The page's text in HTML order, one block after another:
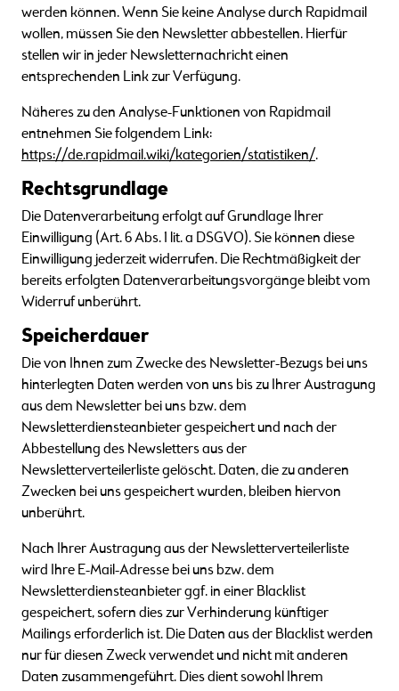
werden können. Wenn Sie keine Analyse durch Rapidmail
wollen, müssen Sie den Newsletter abbestellen. Hierfür
stellen wir in jeder Newsletternachricht einen
entsprechenden Link zur Verfügung.
Näheres zu den Analyse-Funktionen von Rapidmail
entnehmen Sie folgendem Link:
https://de.rapidmail.wiki/kategorien/statistiken/.
Rechtsgrundlage
Die Datenverarbeitung erfolgt auf Grundlage Ihrer
Einwilligung (Art. 6 Abs. 1 lit. a DSGVO). Sie können diese
Einwilligung jederzeit widerrufen. Die Rechtmäßigkeit der
bereits erfolgten Datenverarbeitungsvorgänge bleibt vom
Widerruf unberührt.
Speicherdauer
Die von Ihnen zum Zwecke des Newsletter-Bezugs bei uns
hinterlegten Daten werden von uns bis zu Ihrer Austragung
aus dem Newsletter bei uns bzw. dem
Newsletterdiensteanbieter gespeichert und nach der
Abbestellung des Newsletters aus der
Newsletterverteilerliste gelöscht. Daten, die zu anderen
Zwecken bei uns gespeichert wurden, bleiben hiervon
unberührt.
Nach Ihrer Austragung aus der Newsletterverteilerliste
wird Ihre E-Mail-Adresse bei uns bzw. dem
Newsletterdiensteanbieter ggf. in einer Blacklist
gespeichert, sofern dies zur Verhinderung künftiger
Mailings erforderlich ist. Die Daten aus der Blacklist werden
nur für diesen Zweck verwendet und nicht mit anderen
Daten zusammengeführt. Dies dient sowohl Ihrem